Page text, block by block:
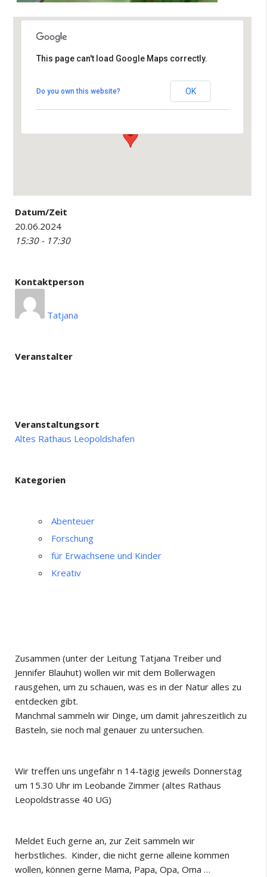
Leopoldsstrasse 40 - Eggenstein-
Leopoldshafen
Veranstaltungen
This page can't load Google Maps correctly.
Do you own this website? OK
Datum/Zeit
20.06.2024
15:30 - 17:30
Kontaktperson
Tatjana
Veranstalter
Veranstaltungsort
Altes Rathaus Leopoldshafen
Kategorien
Abenteuer
Forschung
für Erwachsene und Kinder
Kreativ
Zusammen (unter der Leitung Tatjana Treiber und
Jennifer Blauhut) wollen wir mit dem Bollerwagen
rausgehen, um zu schauen, was es in der Natur alles zu
entdecken gibt.
Manchmal sammeln wir Dinge, um damit jahreszeitlich zu
Basteln, sie noch mal genauer zu untersuchen.
Wir treffen uns ungefähr n 14-tägig jeweils Donnerstag
um 15.30 Uhr im Leobande Zimmer (altes Rathaus
Leopoldstrasse 40 UG)
Meldet Euch gerne an, zur Zeit sammeln wir
herbstliches. Kinder, die nicht gerne alleine kommen
wollen, können gerne Mama, Papa, Opa, Oma …